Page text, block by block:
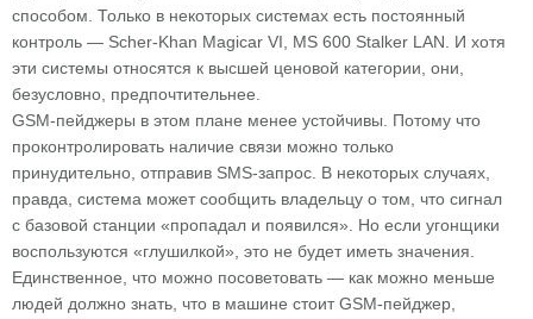
способом. Только в некоторых системах есть постоянный
контроль — Scher-Khan Magicar VI, MS 600 Stalker LAN. И хотя
эти системы относятся к высшей ценовой категории, они,
безусловно, предпочтительнее.
GSM-пейджеры в этом плане менее устойчивы. Потому что
проконтролировать наличие связи можно только
принудительно, отправив SMS-запрос. В некоторых случаях,
правда, система может сообщить владельцу о том, что сигнал
с базовой станции «пропадал и появился». Но если угонщики
воспользуются «глушилкой», это не будет иметь значения.
Единственное, что можно посоветовать — как можно меньше
людей должно знать, что в машине стоит GSM-пейджер,